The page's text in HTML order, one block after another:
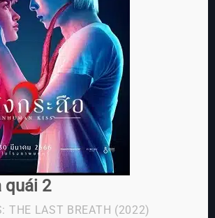
quái 2
THE LAST BREATH (2022)